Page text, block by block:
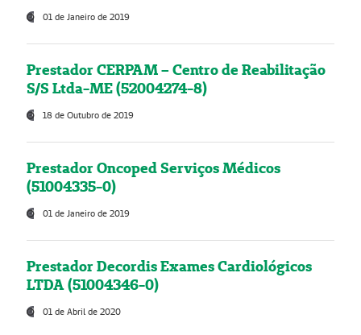
01 de Janeiro de 2019
Prestador CERPAM – Centro de Reabilitação
S/S Ltda-ME (52004274-8)
18 de Outubro de 2019
Prestador Oncoped Serviços Médicos
(51004335-0)
01 de Janeiro de 2019
Prestador Decordis Exames Cardiológicos
LTDA (51004346-0)
01 de Abril de 2020